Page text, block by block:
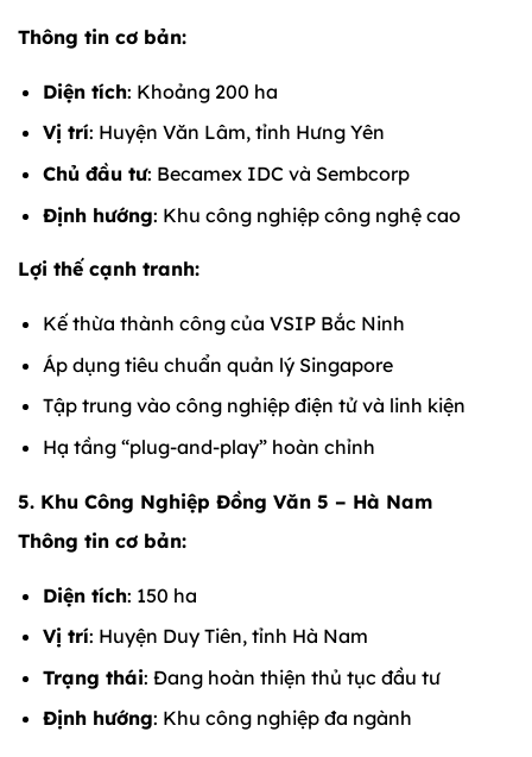
Thông tin cơ bản:
Diện tích: Khoảng 200 ha
Vị trí: Huyện Văn Lâm, tỉnh Hưng Yên
Chủ đầu tư: Becamex IDC và Sembcorp
Định hướng: Khu công nghiệp công nghệ cao
Lợi thế cạnh tranh:
Kế thừa thành công của VSIP Bắc Ninh
Áp dụng tiêu chuẩn quản lý Singapore
Tập trung vào công nghiệp điện tử và linh kiện
Hạ tầng “plug-and-play” hoàn chỉnh
5. Khu Công Nghiệp Đồng Văn 5 – Hà Nam
Thông tin cơ bản:
Diện tích: 150 ha
Vị trí: Huyện Duy Tiên, tỉnh Hà Nam
Trạng thái: Đang hoàn thiện thủ tục đầu tư
Định hướng: Khu công nghiệp đa ngành